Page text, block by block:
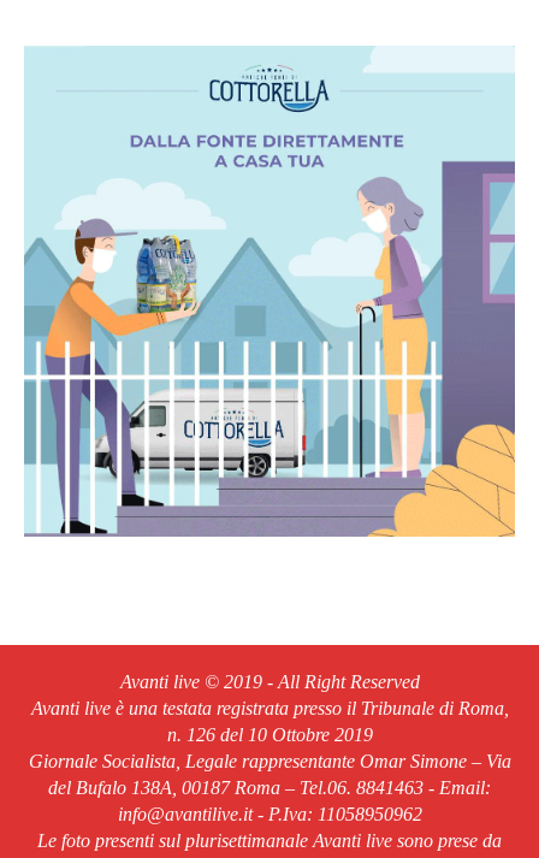
Avanti live © 2019 - All Right Reserved
Avanti live è una testata registrata presso il Tribunale di Roma,
n. 126 del 10 Ottobre 2019
Giornale Socialista, Legale rappresentante Omar Simone – Via
del Bufalo 138A, 00187 Roma – Tel.06. 8841463 - Email:
info@avantilive.it - P.Iva: 11058950962
Le foto presenti sul plurisettimanale Avanti live sono prese da